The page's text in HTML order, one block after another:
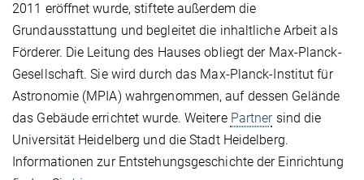
2011 eröffnet wurde, stiftete außerdem die
Grundausstattung und begleitet die inhaltliche Arbeit als
Förderer. Die Leitung des Hauses obliegt der Max-Planck-
Gesellschaft. Sie wird durch das Max-Planck-Institut für
Astronomie (MPIA) wahrgenommen, auf dessen Gelände
das Gebäude errichtet wurde. Weitere Partnersind die
Universität Heidelberg und die Stadt Heidelberg.
Informationen zur Entstehungsgeschichte der Einrichtung